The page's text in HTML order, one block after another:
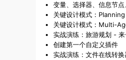
变量、选择器、信息节
关键设计模式：
关键设计模式：Multi-
实战演练：旅游规划 -
创建第一个自定义插件
实战演练：文件在线转换